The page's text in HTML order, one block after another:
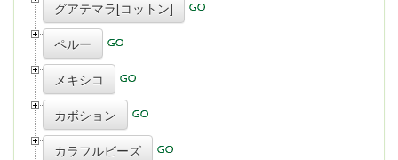
グアテマラ[コットン]
ペルー
メキシコ
カボション
カラフルビーズ